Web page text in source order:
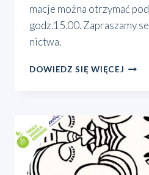
ma­cje moż­na otrzy­mać
godz.15.00. Zapra­sza­my
nic­twa.
DOWIEDZ SIĘ WIĘCEJ
Z
DO